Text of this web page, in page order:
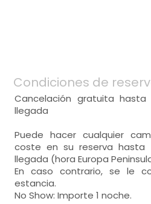
WC,
lavabo,
- cama de matrimonio
- sofá-cama (2 personas)
- habitación con cuarto
WC,
lavabo,
Condiciones de
Cancelación gratuita
llegada
Puede hacer cualquier
coste en su reserva hasta
llegada (hora Europa
En caso contrario, se le
estancia.
No Show: Importe 1 noche.